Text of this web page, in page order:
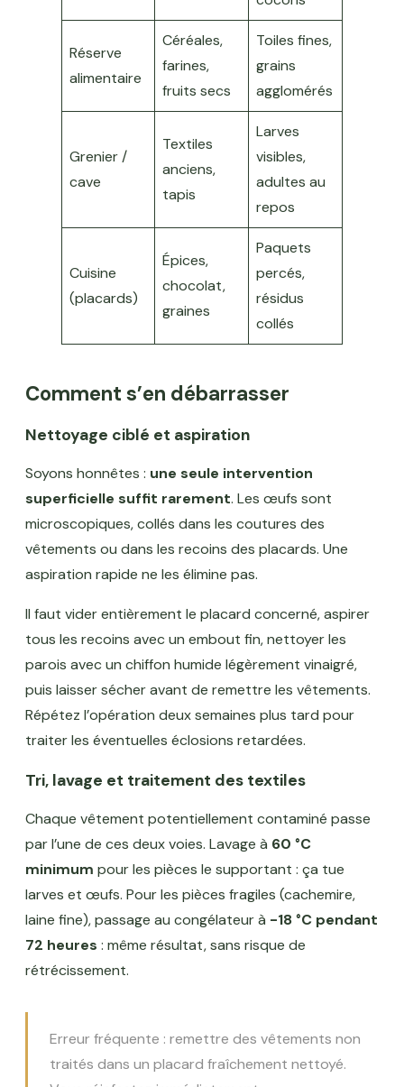
Réserve
alimentaire
Céréales,
farines,
fruits secs
Toiles fines,
grains
agglomérés
Grenier /
cave
Textiles
anciens,
tapis
Larves
visibles,
adultes au
repos
Cuisine
(placards)
Épices,
chocolat,
graines
Paquets
percés,
résidus
collés
Comment s’en débarrasser
Nettoyage ciblé et aspiration
Soyons honnêtes : une seule intervention
superficielle suffit rarement. Les œufs sont
microscopiques, collés dans les coutures des
vêtements ou dans les recoins des placards. Une
aspiration rapide ne les élimine pas.
Il faut vider entièrement le placard concerné, aspirer
tous les recoins avec un embout fin, nettoyer les
parois avec un chiffon humide légèrement vinaigré,
puis laisser sécher avant de remettre les vêtements.
Répétez l’opération deux semaines plus tard pour
traiter les éventuelles éclosions retardées.
Tri, lavage et traitement des textiles
Chaque vêtement potentiellement contaminé passe
par l’une de ces deux voies. Lavage à 60 °C
minimum pour les pièces le supportant : ça tue
larves et œufs. Pour les pièces fragiles (cachemire,
laine fine), passage au congélateur à -18 °C pendant
72 heures : même résultat, sans risque de
rétrécissement.
Erreur fréquente : remettre des vêtements non
traités dans un placard fraîchement nettoyé.